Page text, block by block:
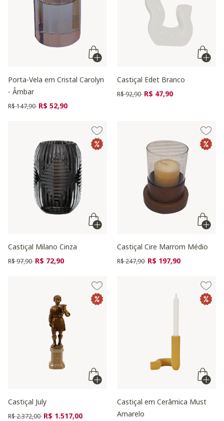
Porta-Vela em Cristal Carolyn
- Âmbar
Preço reduzido de
R$ 147,90 para
R$ 52,90
Castiçal Edet Branco
Preço reduzido de
R$ 92,90 para
R$ 47,90
Castiçal Milano Cinza
Preço reduzido de
R$ 97,90 para
R$ 72,90
Castiçal Cire Marrom Médio
Preço reduzido de
R$ 247,90 para
R$ 197,90
Castiçal July
Preço reduzido de
R$ 2.372,00 para
R$ 1.517,00
Castiçal em Cerâmica Must
Amarelo